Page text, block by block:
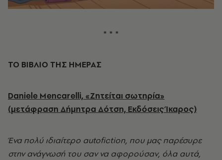
* * *
ΤΟ ΒΙΒΛΙΟ ΤΗΣ ΗΜΕΡΑΣ
Daniele Mencarelli, «Ζητείται σωτηρία»
(μετάφραση Δήμητρα Δότση, Εκδόσεις Ίκαρος)
Ένα πολύ ιδιαίτερο autofiction, που μας παρέσυρε
στην ανάγνωσή του σαν να αφορούσαν, όλα αυτά,